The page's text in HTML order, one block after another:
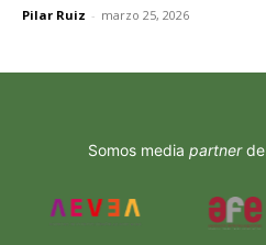
Pilar Ruiz - marzo 25, 2026
Somos media partnerde